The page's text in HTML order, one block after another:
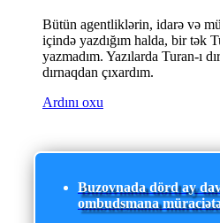
Bütün agentliklərin, idarə və
içində yazdığım halda, bir tək
yazmadım. Yazılarda Turan-ı
dırnaqdan çıxardım.
Ardını oxu
Buzovnada dörd ay
ombudsmana